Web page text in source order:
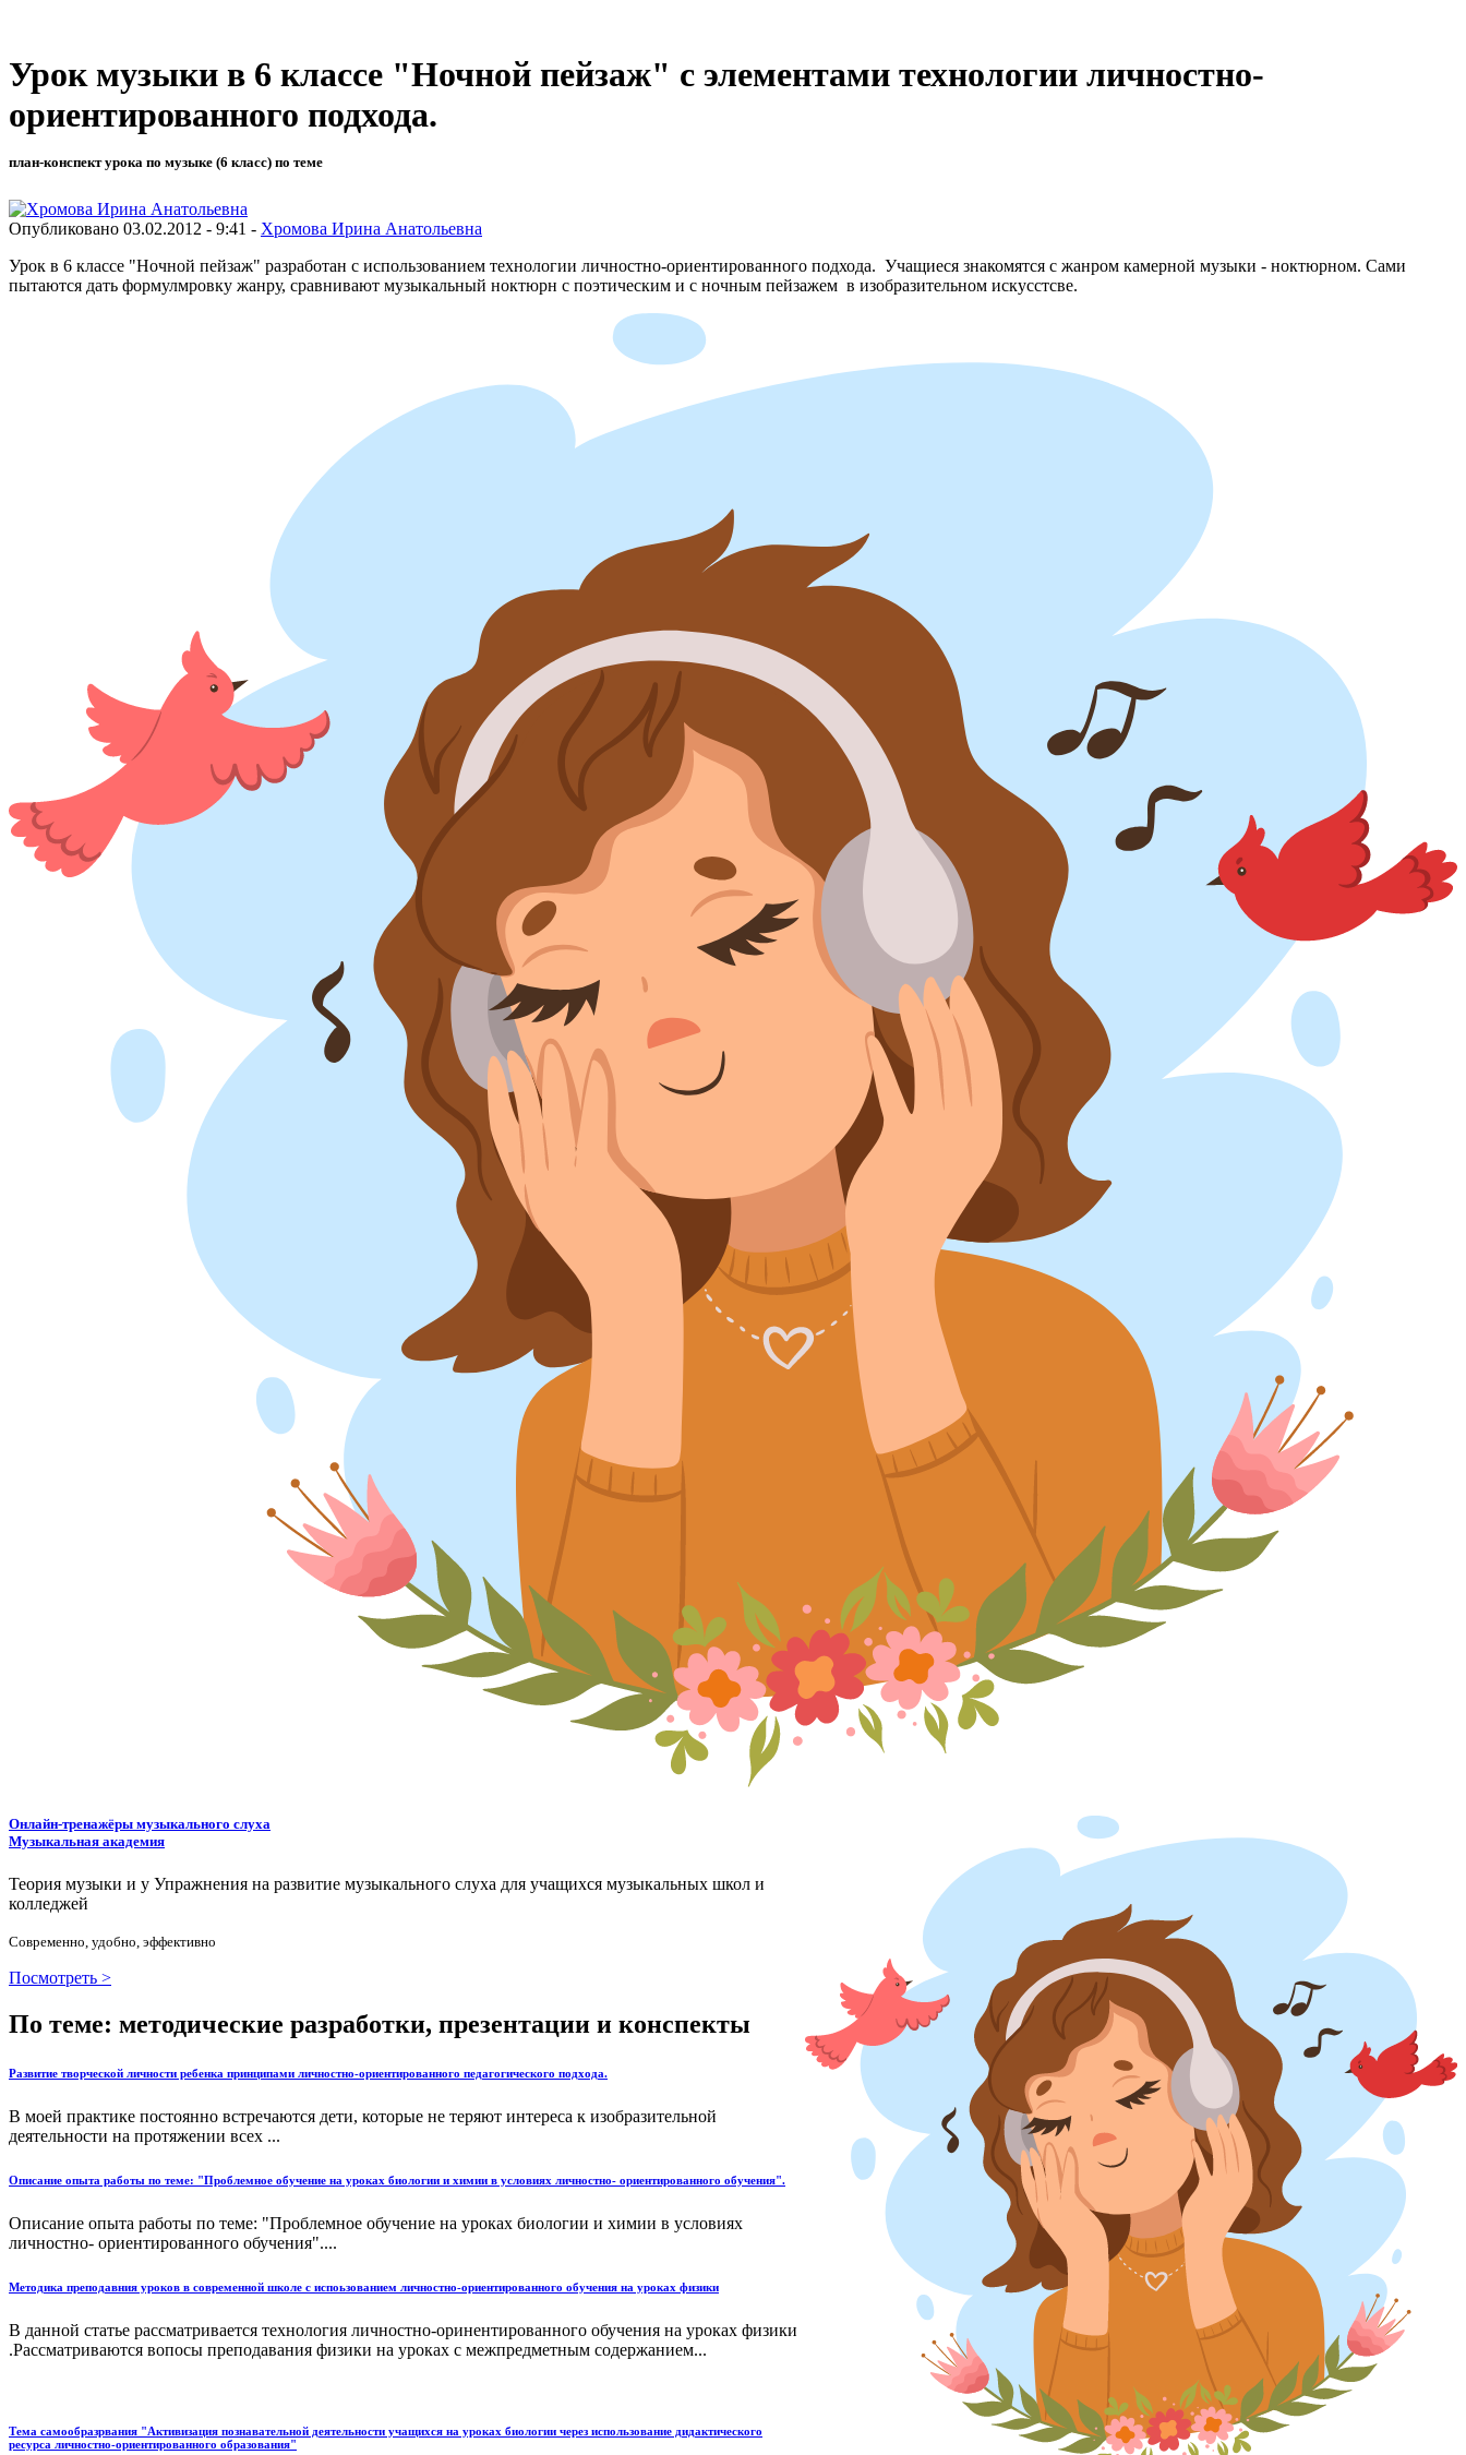
Урок музыки в 6 классе "Ночной пейзаж" с элементами технологии личностно-
ориентированного подхода.
план-конспект урока по музыке (6 класс) по теме
Опубликовано 03.02.2012 - 9:41 - Хромова Ирина Анатольевна
Урок в 6 классе "Ночной пейзаж" разработан с использованием технологии личностно-ориентированного подхода. Учащиеся знакомятся с жанром камерной музыки - ноктюрном. Сами
пытаются дать формулмровку жанру, сравнивают музыкальный ноктюрн с поэтическим и с ночным пейзажем в изобразительном искусстсве.
Онлайн-тренажёры музыкального слуха
Музыкальная академия
Теория музыки и у Упражнения на развитие музыкального слуха для учащихся музыкальных школ и
колледжей
Современно, удобно, эффективно
Посмотреть >
По теме: методические разработки, презентации и конспекты
Развитие творческой личности ребенка принципами личностно-ориентированного педагогического подхода.
В моей практике постоянно встречаются дети, которые не теряют интереса к изобразительной
деятельности на протяжении всех ...
Описание опыта работы по теме: "Проблемное обучение на уроках биологии и химии в условиях личностно- ориентированного обучения".
Описание опыта работы по теме: "Проблемное обучение на уроках биологии и химии в условиях
личностно- ориентированного обучения"....
Методика преподавния уроков в современной школе с испоьзованием личностно-ориентированного обучения на уроках физики
В данной статье рассматривается технология личностно-оринентированного обучения на уроках физики
.Рассматриваются вопосы преподавания физики на уроках с межпредметным содержанием...
Тема самообразрвания "Активизация познавательной деятельности учащихся на уроках биологии через использование дидактического
ресурса личностно-ориентированного образования"